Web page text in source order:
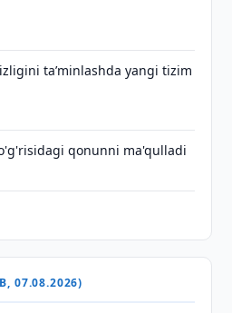
taʼminlashda yangi tizim
qonunni ma'qulladi
07.08.2026)